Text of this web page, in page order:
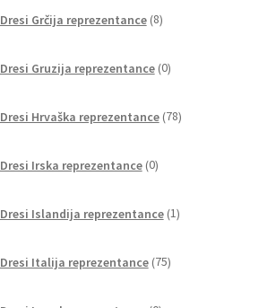
Dresi Grčija reprezentance 8izdelkov
Dresi Gruzija reprezentance 0izdelkov
Dresi Hrvaška reprezentance 78izdelkov
Dresi Irska reprezentance 0izdelkov
Dresi Islandija reprezentance 1izdelek
Dresi Italija reprezentance 75izdelkov